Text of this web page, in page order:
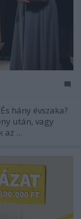
hány évszaka?
után, vagy
az ...